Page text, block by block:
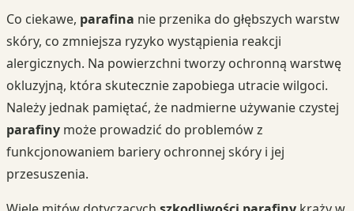
Co ciekawe, parafina nie przenika do głębszych warstw
skóry, co zmniejsza ryzyko wystąpienia reakcji
alergicznych. Na powierzchni tworzy ochronną warstwę
okluzyjną, która skutecznie zapobiega utracie wilgoci.
Należy jednak pamiętać, że nadmierne używanie czystej
parafiny może prowadzić do problemów z
funkcjonowaniem bariery ochronnej skóry i jej
przesuszenia.